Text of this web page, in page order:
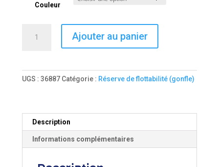
Couleur
Ajouter au panier
UGS : 36887 Catégorie : Réserve de flottabilité (gonfle)
Description
Informations complémentaires